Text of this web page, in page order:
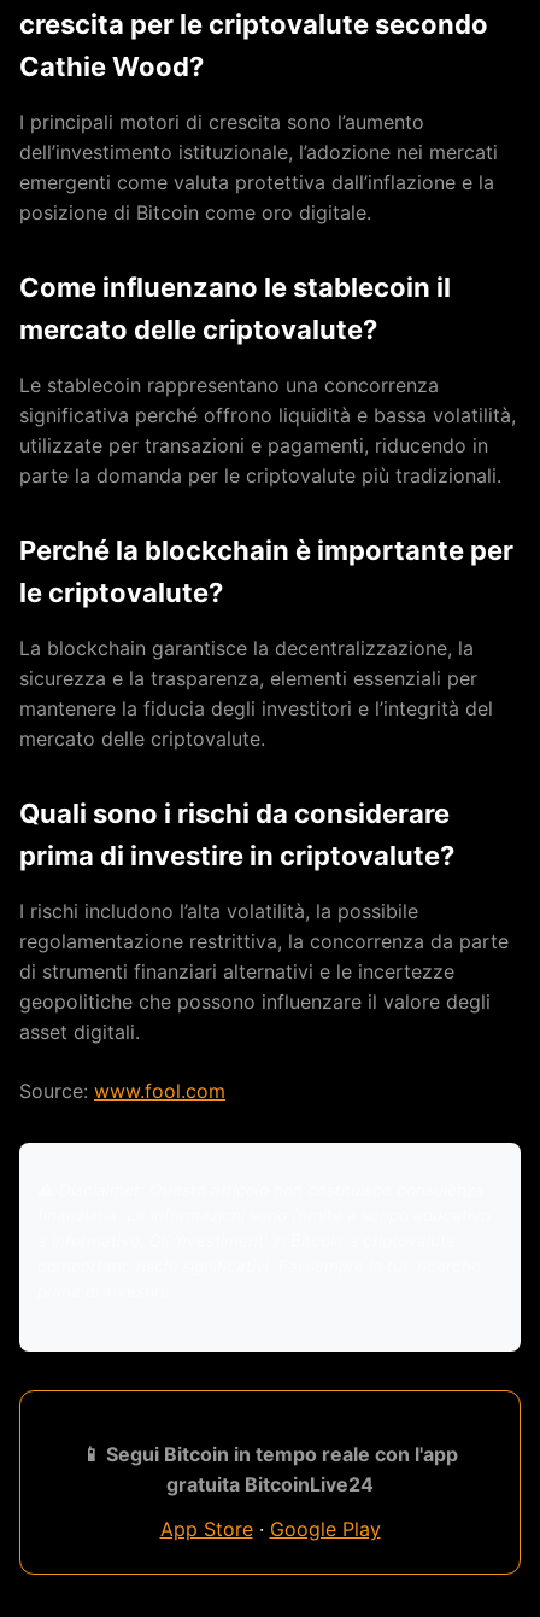
crescita per le criptovalute secondo
Cathie Wood?
I principali motori di crescita sono l’aumento
dell’investimento istituzionale, l’adozione nei mercati
emergenti come valuta protettiva dall’inflazione e la
posizione di Bitcoin come oro digitale.
Come influenzano le stablecoin il
mercato delle criptovalute?
Le stablecoin rappresentano una concorrenza
significativa perché offrono liquidità e bassa volatilità,
utilizzate per transazioni e pagamenti, riducendo in
parte la domanda per le criptovalute più tradizionali.
Perché la blockchain è importante per
le criptovalute?
La blockchain garantisce la decentralizzazione, la
sicurezza e la trasparenza, elementi essenziali per
mantenere la fiducia degli investitori e l’integrità del
mercato delle criptovalute.
Quali sono i rischi da considerare
prima di investire in criptovalute?
I rischi includono l’alta volatilità, la possibile
regolamentazione restrittiva, la concorrenza da parte
di strumenti finanziari alternativi e le incertezze
geopolitiche che possono influenzare il valore degli
asset digitali.
Source: www.fool.com
📱 Segui Bitcoin in tempo reale con l'app
gratuita BitcoinLive24
App Store· Google Play